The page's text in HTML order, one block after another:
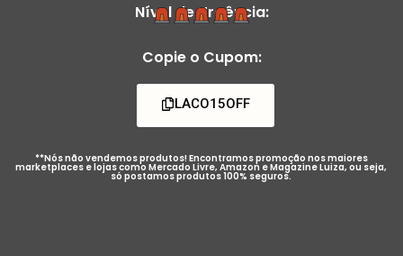
Nível de Urgência:
Copie o Cupom:
LACO15OFF
**Nós não vendemos produtos! Encontramos promoção nos maiores
marketplaces e lojas como Mercado Livre, Amazon e Magazine Luiza, ou seja,
só postamos produtos 100% seguros.